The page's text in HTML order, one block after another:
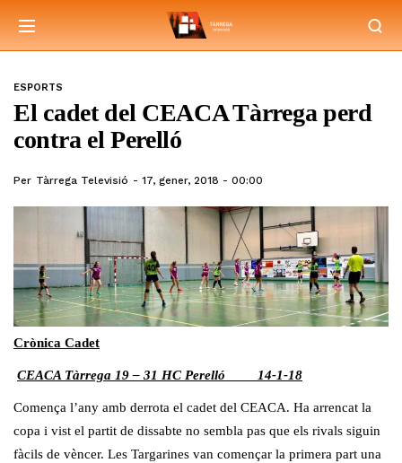
ESPORTS
El cadet del CEACA Tàrrega perd
contra el Perelló
Per Tàrrega Televisió 17, gener, 2018 - 00:00
Crònica Cadet
CEACA Tàrrega 19 – 31 HC Perelló 14-1-18
Comença l’any amb derrota el cadet del CEACA. Ha arrencat la
copa i vist el partit de dissabte no sembla pas que els rivals siguin
fàcils de vèncer. Les Targarines van començar la primera part una